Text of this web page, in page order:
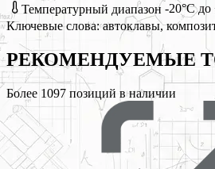
Температурный диапазон -20°C до
Ключевые слова:автоклавы,
РЕКОМЕНДУЕМЫЕ
Более 1097 позиций в наличии